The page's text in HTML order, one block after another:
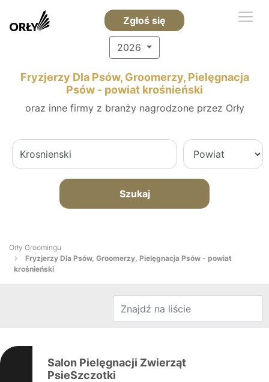
Zgłoś się
2026
Fryzjerzy Dla Psów, Groomerzy, Pielęgnacja
Psów - powiat krośnieński
oraz inne firmy z branży nagrodzone przez Orły
Szukaj
Orły Groomingu
Fryzjerzy Dla Psów, Groomerzy, Pielęgnacja Psów - powiat
krośnieński
Salon Pielęgnacji Zwierząt
PsieSzczotki